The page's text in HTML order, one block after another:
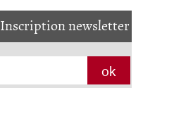
Inscription newsletter